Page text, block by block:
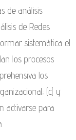
de análisis
de Redes
sistemática el
los procesos
los
(c) y
activarse para